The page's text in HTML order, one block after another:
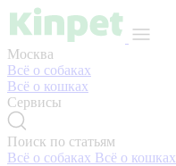
Москва
Всё о собаках
Всё о кошках
Сервисы
Поиск по статьям
Всё о собаках Всё о кошках